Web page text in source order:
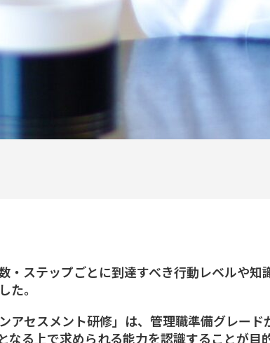
・ステップごとに到達すべき行動レベルや
た。
アセスメント研修」は、管理職準備グレー
なる上で求められる能力を認識することが目